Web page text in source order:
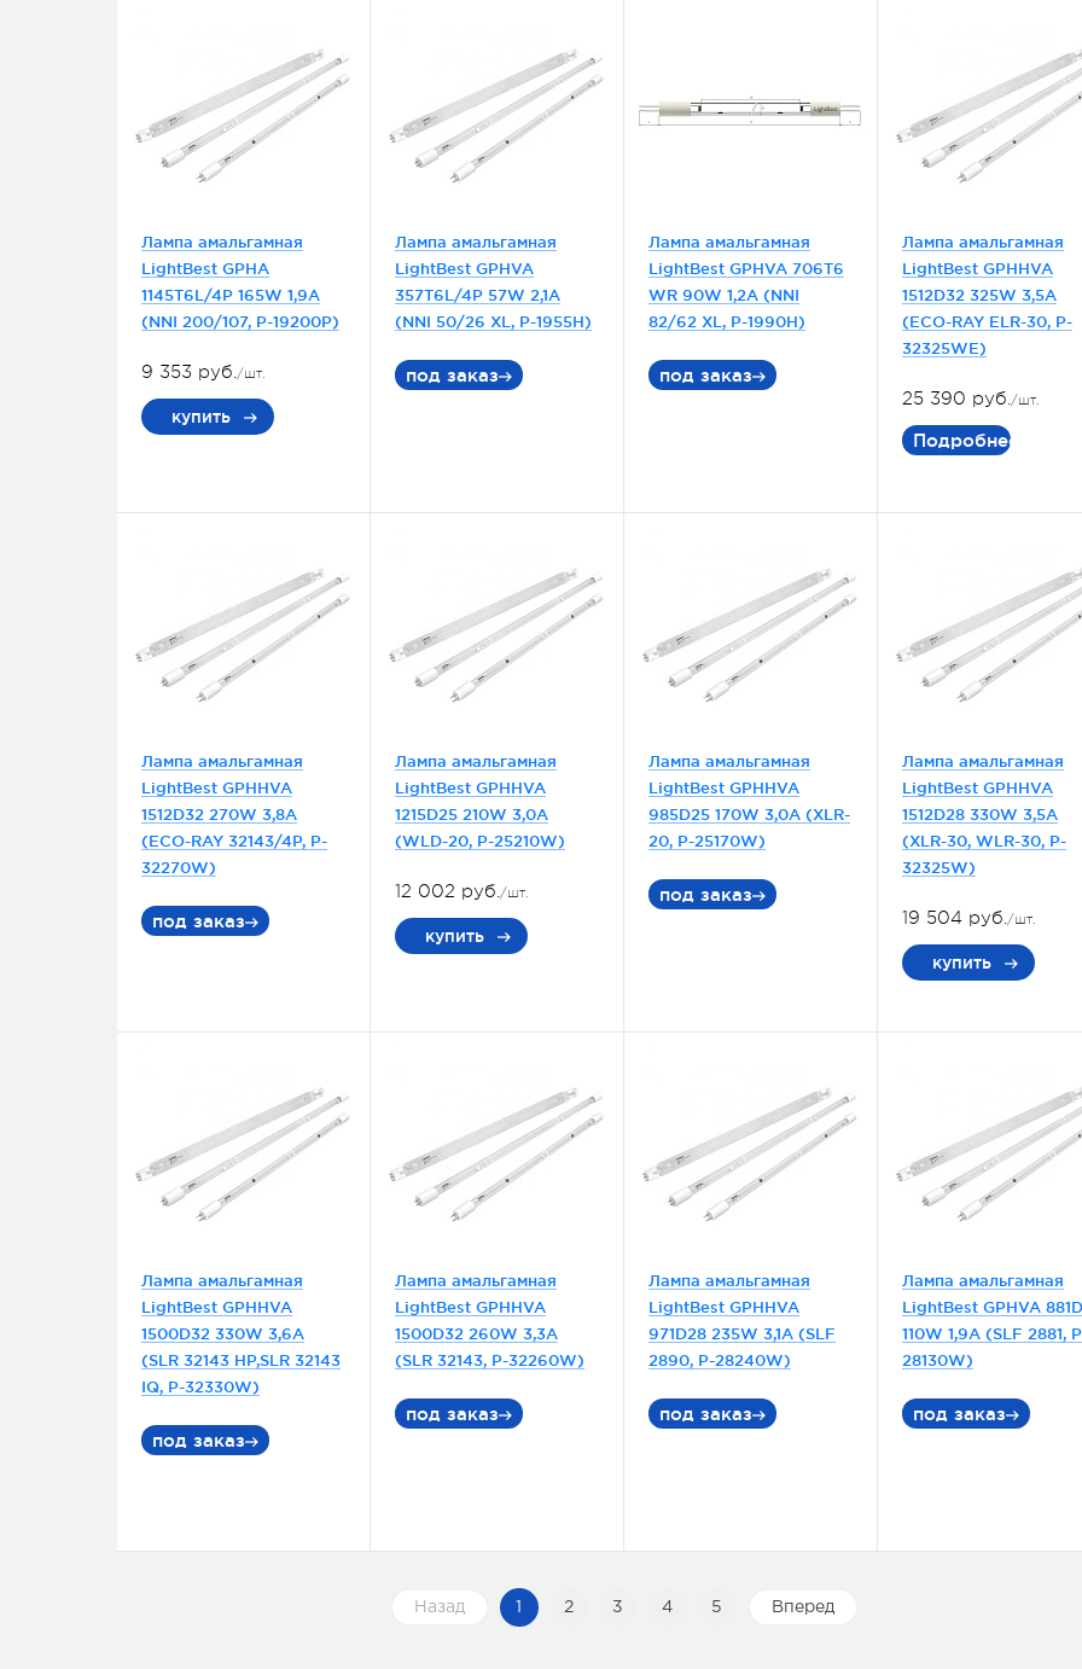
Лампа амальгамная
LightBest GPHA
1145T6L/4P 165W 1,9A
(NNI 200/107, P-19200P)
9 353 руб./шт.
купить
Лампа амальгамная
LightBest GPHVA
357T6L/4P 57W 2,1A
(NNI 50/26 XL, P-1955H)
под заказ
Лампа амальгамная
LightBest GPHVA 706T6
WR 90W 1,2A (NNI
82/62 XL, P-1990H)
под заказ
Лампа амальгамная
LightBest GPHHVA
1512D32 325W 3,5A
(ECO-RAY ELR-30, P-
32325WE)
25 390 руб./шт.
Подробнее
Лампа амальгамная
LightBest GPHHVA
1512D32 270W 3,8A
(ECO-RAY 32143/4P, P-
32270W)
под заказ
Лампа амальгамная
LightBest GPHHVA
1215D25 210W 3,0A
(WLD-20, P-25210W)
12 002 руб./шт.
купить
Лампа амальгамная
LightBest GPHHVA
985D25 170W 3,0A (XLR-
20, P-25170W)
под заказ
Лампа амальгамная
LightBest GPHHVA
1512D28 330W 3,5A
(XLR-30, WLR-30, P-
32325W)
19 504 руб./шт.
купить
Лампа амальгамная
LightBest GPHHVA
1500D32 330W 3,6A
(SLR 32143 HP,SLR 32143
IQ, P-32330W)
под заказ
Лампа амальгамная
LightBest GPHHVA
1500D32 260W 3,3A
(SLR 32143, P-32260W)
под заказ
Лампа амальгамная
LightBest GPHHVA
971D28 235W 3,1A (SLF
2890, P-28240W)
под заказ
Лампа амальгамная
LightBest GPHVA
110W 1,9A (SLF 2881,
28130W)
под заказ
Назад 1 2 3 4 5 Вперед